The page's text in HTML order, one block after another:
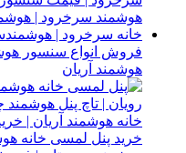
فروش انواع سنسور
هوشمند آریان